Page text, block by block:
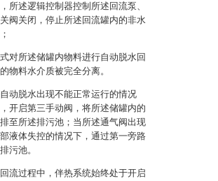
所述逻辑控制器控制所述回流泵、
阀关闭，停止所述回流罐内的非水
对所述储罐内物料进行自动脱水回
物料水介质被完全分离。
动脱水出现不能正常运行的情况
开启第三手动阀，将所述储罐内的
至所述排污池；当所述通气阀出现
液体失控的情况下，通过第一旁路
污池。
流过程中，伴热系统始终处于开启